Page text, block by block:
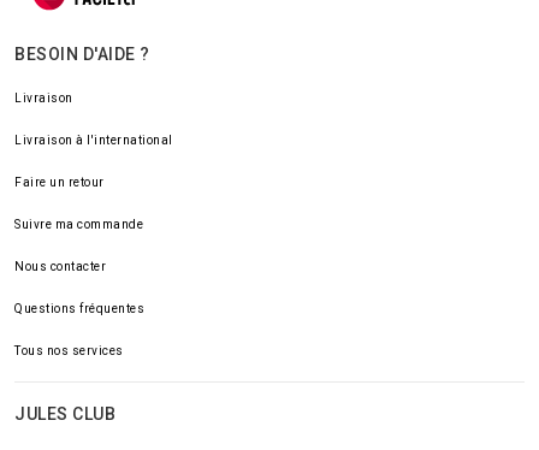
BESOIN D'AIDE ?
Livraison
Livraison à l'international
Faire un retour
Suivre ma commande
Nous contacter
Questions fréquentes
Tous nos services
JULES CLUB